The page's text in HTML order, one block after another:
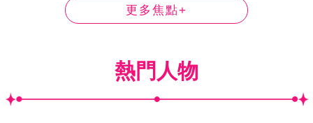
更多焦點+
熱門人物